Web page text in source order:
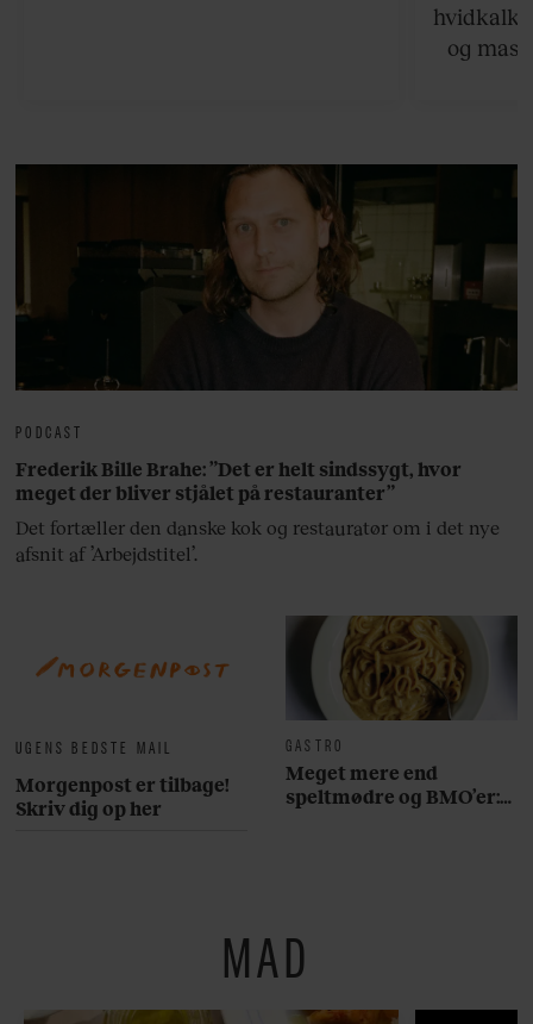
og
UGENS BEDSTE MAIL
Morgenpost er tilbage!
Skriv dig op her
GASTRO
Meget mere end
speltmødre og BMO’er:
PODCAST
Frederik Bille Brahe: ”Det er helt sindssygt, hvor
meget der bliver stjålet på restauranter”
Det fortæller den danske kok og restauratør om i det nye
afsnit af ’Arbejdstitel’.
MAD